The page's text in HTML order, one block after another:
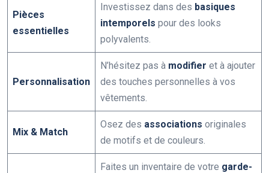
Pièces
essentielles
Investissez dans des basiques
intemporels pour des looks
polyvalents.
Personnalisation
N’hésitez pas à modifier et à ajouter
des touches personnelles à vos
vêtements.
Mix & Match
Osez des associations originales
de motifs et de couleurs.
Faites un inventaire de votre garde-